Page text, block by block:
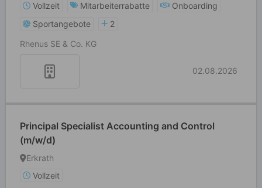
Vollzeit
Mitarbeiterrabatte
Onboarding
Sportangebote
2
Rhenus SE & Co. KG
02.08.2026
Principal Specialist Accounting and Control
(m/w/d)
Erkrath
Vollzeit